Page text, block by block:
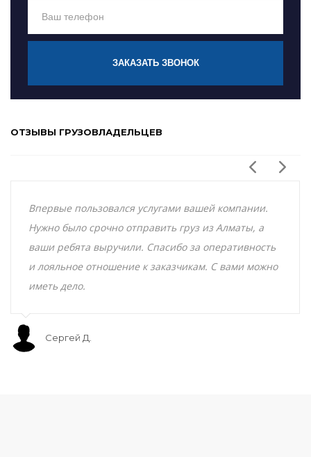
ЗАКАЗАТЬ ЗВОНОК
ОТЗЫВЫ ГРУЗОВЛАДЕЛЬЦЕВ
Впервые пользовался услугами вашей компании.
Нужно было срочно отправить груз из Алматы, а
ваши ребята выручили. Спасибо за оперативность
и лояльное отношение к заказчикам. С вами можно
иметь дело.
Сергей Д.